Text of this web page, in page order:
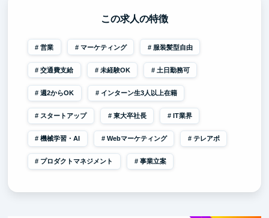
この求人の特徴
営業 マーケティング 服装髪型自由
交通費支給 未経験OK 土日勤務可
週2からOK インターン生3人以上在籍
スタートアップ 東大卒社長 IT業界
機械学習・AI Webマーケティング テレアポ
プロダクトマネジメント 事業立案